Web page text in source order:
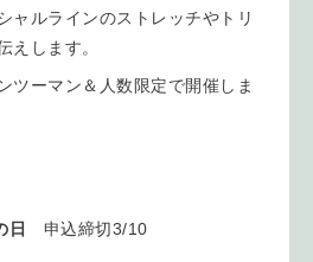
ャルラインのストレッチやトリ
えします。
ツーマン＆人数限定で開催しま
日 申込締切3/10